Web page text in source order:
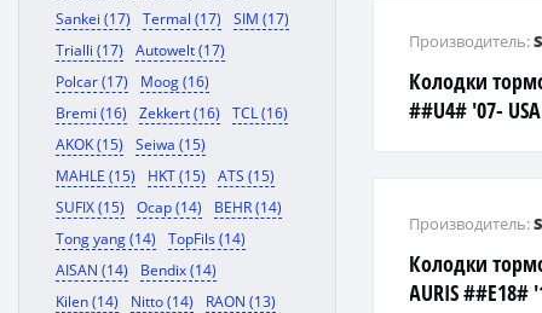
Sankei (17)
Termal (17)
SIM (17)
Trialli (17)
Autowelt (17)
Polcar (17)
Moog (16)
Bremi (16)
Zekkert (16)
TCL (16)
AKOK (15)
Seiwa (15)
MAHLE (15)
HKT (15)
ATS (15)
SUFIX (15)
Ocap (14)
BEHR (14)
Tong yang (14)
TopFils (14)
AISAN (14)
Bendix (14)
Kilen (14)
Nitto (14)
RAON (13)
Колодки
##U4# '07- USA
Производитель:
Колодки
AURIS ##E18#
Производитель: